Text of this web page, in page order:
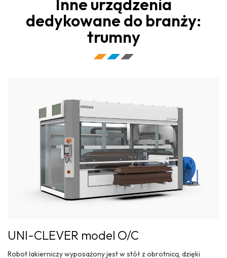
dedykowane do branży:
trumny
UNI-CLEVER model O/C
Robot lakierniczy wyposażony jest w stół z obrotnicą, dzięki